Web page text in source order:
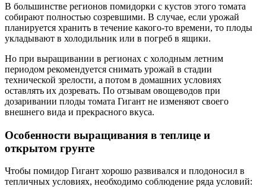
В большинстве регионов помидорки с кустов этого томата
собирают полностью созревшими. В случае, если урожай
планируется хранить в течение какого-то времени, то плоды
укладывают в холодильник или в погреб в ящики.
Но при выращивании в регионах с холодным летним
периодом рекомендуется снимать урожай в стадии
технической зрелости, а потом в домашних условиях
оставлять их дозревать. По отзывам овощеводов при
дозаривании плоды томата Гигант не изменяют своего
внешнего вида и прекрасного вкуса.
Особенности выращивания в теплице и
открытом грунте
Чтобы помидор Гигант хорошо развивался и плодоносил в
тепличных условиях, необходимо соблюдение ряда условий: